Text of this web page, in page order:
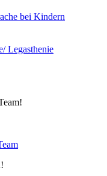
bei Kindern
Legasthenie